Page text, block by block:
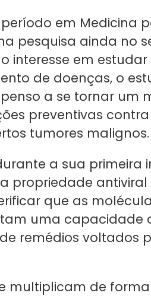
em Medicina
pesquisa ainda no
interesse em
de doenças, o
a se tornar um
preventivas contra
tumores malignos.
a sua primeira
propriedade
que as
uma capacidade
remédios voltados
multiplicam de